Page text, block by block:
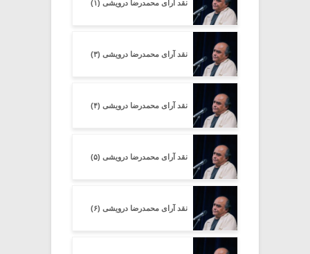
نقد آرای محمدرضا درویشی (۱)
نقد آرای محمدرضا درویشی (۳)
نقد آرای محمدرضا درویشی (۴)
نقد آرای محمدرضا درویشی (۵)
نقد آرای محمدرضا درویشی (۶)